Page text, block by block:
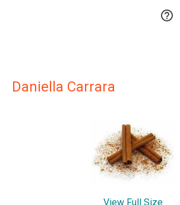

Daniella Carrara
View Full Size